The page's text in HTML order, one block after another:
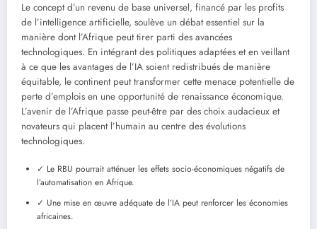
Le concept d’un revenu de base universel, financé par les profits
de l’intelligence artificielle, soulève un débat essentiel sur la
manière dont l’Afrique peut tirer parti des avancées
technologiques. En intégrant des politiques adaptées et en veillant
à ce que les avantages de l’IA soient redistribués de manière
équitable, le continent peut transformer cette menace potentielle de
perte d’emplois en une opportunité de renaissance économique.
L’avenir de l’Afrique passe peut-être par des choix audacieux et
novateurs qui placent l’humain au centre des évolutions
technologiques.
✓ Le RBU pourrait atténuer les effets socio-économiques négatifs de
l’automatisation en Afrique.
✓ Une mise en œuvre adéquate de l’IA peut renforcer les économies
africaines.